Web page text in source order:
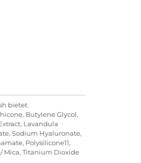
bietet.
Butylene Glycol,
Lavandula
Sodium Hyaluronate,
Polysilicone11,
Mica, Titanium Dioxide